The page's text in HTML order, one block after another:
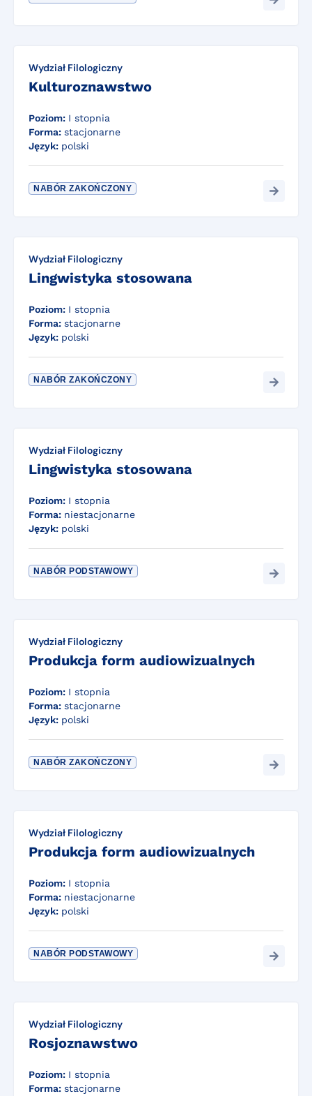
Wydział Filologiczny
Kulturoznawstwo
Poziom: I stopnia
Forma: stacjonarne
Język: polski
NABÓR ZAKOŃCZONY
Wydział Filologiczny
Lingwistyka stosowana
Poziom: I stopnia
Forma: stacjonarne
Język: polski
NABÓR ZAKOŃCZONY
Wydział Filologiczny
Lingwistyka stosowana
Poziom: I stopnia
Forma: niestacjonarne
Język: polski
NABÓR PODSTAWOWY
Wydział Filologiczny
Produkcja form audiowizualnych
Poziom: I stopnia
Forma: stacjonarne
Język: polski
NABÓR ZAKOŃCZONY
Wydział Filologiczny
Produkcja form audiowizualnych
Poziom: I stopnia
Forma: niestacjonarne
Język: polski
NABÓR PODSTAWOWY
Wydział Filologiczny
Rosjoznawstwo
Poziom: I stopnia
Forma: stacjonarne